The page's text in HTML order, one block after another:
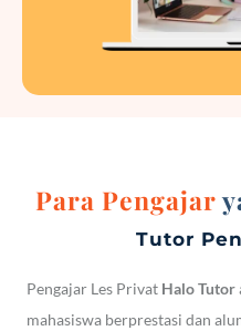
Para Pengajar
Tutor
Pengajar Les Privat Halo Tutor
mahasiswa berprestasi dan